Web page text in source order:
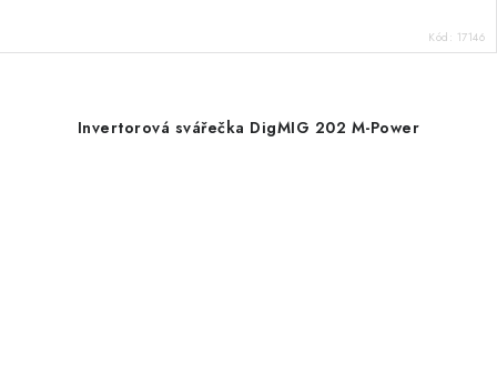
Kód: 17146
Invertorová svářečka DigMIG 202 M-Power